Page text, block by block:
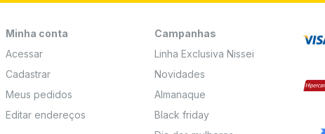
Minha conta
Acessar
Cadastrar
Meus pedidos
Editar endereços
Campanhas
Linha Exclusiva Nissei
Novidades
Almanaque
Black friday